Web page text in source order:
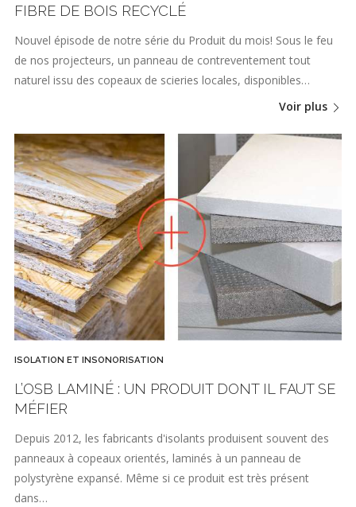
FIBRE DE BOIS RECYCLÉ
Nouvel épisode de notre série du Produit du mois! Sous le feu
de nos projecteurs, un panneau de contreventement tout
naturel issu des copeaux de scieries locales, disponibles…
Voir plus
ISOLATION ET INSONORISATION
L’OSB LAMINÉ : UN PRODUIT DONT IL FAUT SE
MÉFIER
Depuis 2012, les fabricants d'isolants produisent souvent des
panneaux à copeaux orientés, laminés à un panneau de
polystyrène expansé. Même si ce produit est très présent
dans…